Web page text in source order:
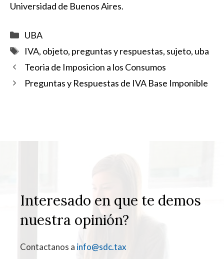
Universidad de Buenos Aires.
Categorías
UBA
Etiquetas
IVA, objeto, preguntas y respuestas, sujeto, uba
Teoria de Imposicion a los Consumos
Preguntas y Respuestas de IVA Base Imponible
Interesado en que te demos
nuestra opinión?
Contactanos a info@sdc.tax